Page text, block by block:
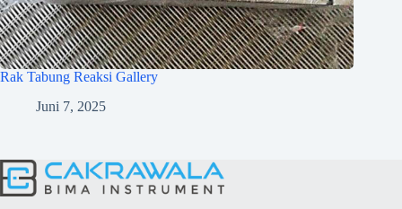
Rak Tabung Reaksi Gallery
Juni 7, 2025